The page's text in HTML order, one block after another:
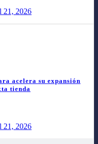
21, 2026
acelera su expansión
tienda
21, 2026